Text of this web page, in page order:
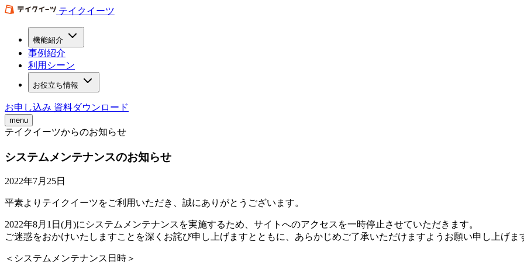
テイクイーツ
機能紹介
事例紹介
利用シーン
お役立ち情報
お申し込み 資料ダウンロード
menu
テイクイーツからのお知らせ
システムメンテナンスのお知らせ
2022年7月25日
平素よりテイクイーツをご利用いただき、誠にありがとうございます。
2022年8月1日(月)にシステムメンテナンスを実施するため、サイトへのアクセスを一時停止させていただきます。
ご迷惑をおかけいたしますことを深くお詫び申し上げますとともに、あらかじめご了承いただけますようお願い申し上げま
＜システムメンテナンス日時＞